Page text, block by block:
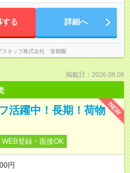
する 詳細へ
スタッフ株式会社 首都圏
掲載日：2026.08.08
NEW
活躍中！長期！荷物
WEB登録・面接OK
円